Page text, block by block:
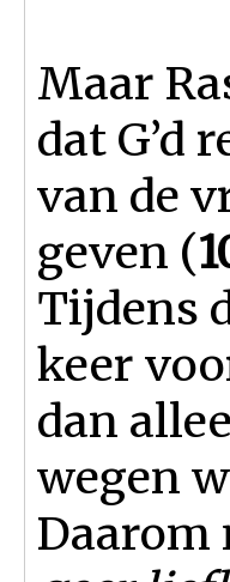
Maar
dat G’d
van de
geven (
Tijdens
keer
dan
wegen
Daarom